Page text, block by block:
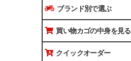
ブランド別で選ぶ
買い物カゴの中身を見る
クイックオーダー